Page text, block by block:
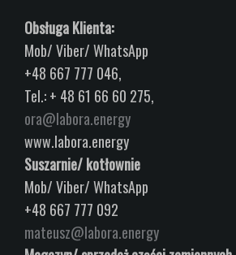
Obsługa Klienta:
Mob/ Viber/ WhatsApp
+48 667 777 046,
Tel.: + 48 61 66 60 275,
ora@labora.energy
www.labora.energy
Suszarnie/ kotłownie
Mob/ Viber/ WhatsApp
+48 667 777 092
mateusz@labora.energy